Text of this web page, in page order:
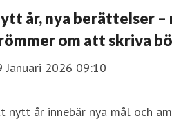
år, nya berättelser –
om att skriva
Januari 2026 09:10
nytt år innebär nya mål och